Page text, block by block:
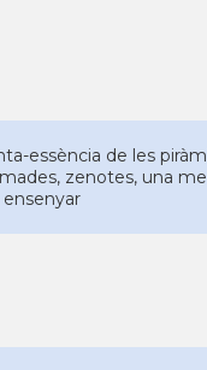
essència de les
zenotes, una